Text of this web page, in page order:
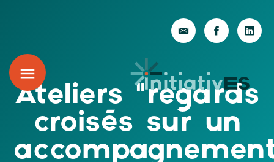
Ateliers “regards
croisés sur un